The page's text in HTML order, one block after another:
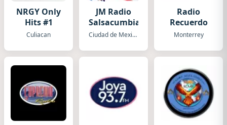
NRGY Only
Hits #1
Culiacan
JM Radio
Salsacumbiando
Ciudad de Mexico
Radio
Recuerdo
Monterrey